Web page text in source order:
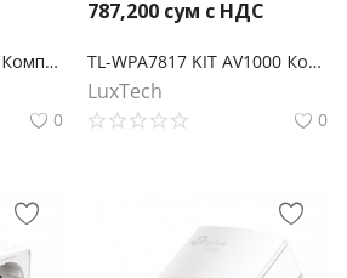
PG1200 KIT G.hn1200 Комплект гигабитных Powerline-адаптеров
0
787,200 сум с НДС
TL-WPA7817 KIT AV1000 Комплект гигабитных Powerline-адаптеров с AX1500 Wi-Fi 6
LuxTech
0